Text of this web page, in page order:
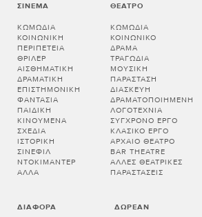
ΣΙΝΕΜΆ
ΚΩΜΩΔΊΑ
ΚΟΙΝΩΝΙΚΉ
ΠΕΡΙΠΈΤΕΙΑ
ΘΡΊΛΕΡ
ΑΙΣΘΗΜΑΤΙΚΉ
ΔΡΑΜΑΤΙΚΉ
ΕΠΙΣΤΗΜΟΝΙΚΉ
ΦΑΝΤΑΣΊΑ
ΠΑΙΔΙΚΉ
ΚΙΝΟΎΜΕΝΑ
ΣΧΈΔΙΑ
ΙΣΤΟΡΙΚΉ
ΣΙΝΕΦΊΛ
ΝΤΟΚΙΜΑΝΤΈΡ
ΆΛΛΑ
ΘΈΑΤΡΟ
ΚΩΜΩΔΊΑ
ΚΟΙΝΩΝΙΚΌ
ΔΡΆΜΑ
ΤΡΑΓΩΔΊΑ
ΜΟΥΣΙΚΉ
ΠΑΡΆΣΤΑΣΗ
ΔΙΑΣΚΕΥΉ
ΔΡΑΜΑΤΟΠΟΙΗΜΈΝΗ
ΛΟΓΟΤΕΧΝΊΑ
ΣΎΓΧΡΟΝΟ ΈΡΓΟ
ΚΛΑΣΙΚΌ ΈΡΓΟ
ΑΡΧΑΊΟ ΘΈΑΤΡΟ
BAR THEATRE
ΆΛΛΕΣ ΘΕΑΤΡΙΚΈΣ
ΠΑΡΑΣΤΆΣΕΙΣ
ΔΙΆΦΟΡΑ ΔΩΡΕΆΝ